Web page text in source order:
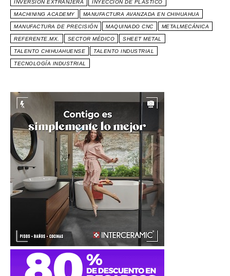
INVERSIÓN EXTRANJERA INYECCIÓN DE PLÁSTICO
MACHINING ACADEMY MANUFACTURA AVANZADA EN CHIHUAHUA
MANUFACTURA DE PRECISIÓN MAQUINADO CNC METALMECÁNICA
REFERENTE.MX. SECTOR MÉDICO SHEET METAL
TALENTO CHIHUAHUENSE TALENTO INDUSTRIAL
TECNOLOGÍA INDUSTRIAL